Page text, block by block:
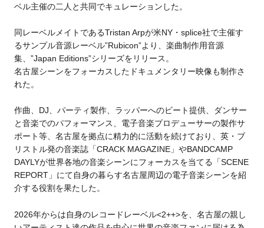
ベル主催の二人と共同でキュレーションした。
同レーベルメイトであるTristan Arpが米NY・splice社で主催す
るサンプル音源レーベル”Rubicon”より、楽曲制作用音源
集、”Japan Editions”シリーズをリリース。
名古屋シーンをフォーカスしたドキュメンタリー映像も制作さ
れた。
作曲、DJ、パーティ製作、ラッパーへのビート提供、ダンサー
と音楽でのパフォーマンス、 電子音楽プロデューサーの製作サ
ポート等、名古屋を拠点に精力的に活動を続けており、英・ブ
リストル発の音楽誌「CRACK MAGAZINE」やBANDCAMP
DAYLYが世界各地の音楽シーンにフォーカスを当てる「SCENE
REPORT」にて自身の暮らす名古屋周辺の電子音楽シーンを紹
介する役割を果たした。
2026年からは自身のレコードレーベル<2++>を、名古屋の親し